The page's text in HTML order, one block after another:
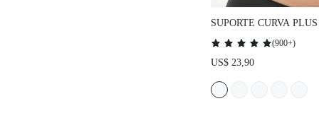
SUPORTE CURVA
SUPORTE DE
SUAVE ALÇA LARGA
PRETO COM
(900+)
US$ 23,90